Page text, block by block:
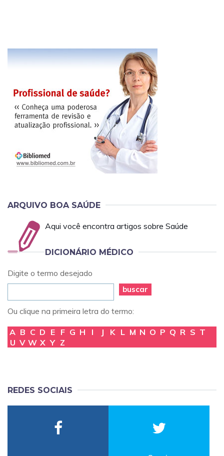
ARQUIVO BOA SAÚDE
Aqui você encontra artigos sobre Saúde
DICIONÁRIO MÉDICO
Digite o termo desejado
buscar
Ou clique na primeira letra do termo:
A B C D E F G H I J K L M N O P Q R S T
U V W X Y Z
REDES SOCIAIS